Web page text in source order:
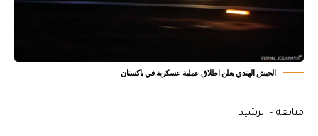
الجيش الهندي يعلن اطلاق عملية عسكرية في باكستان
متابعة – الرشيد